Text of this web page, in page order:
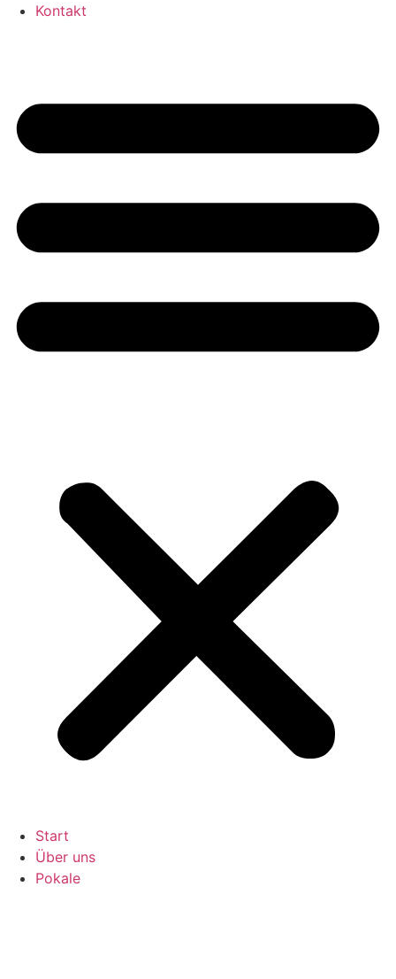
Kontakt
Start
Über uns
Pokale